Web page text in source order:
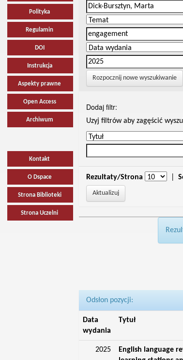
Polityka
Regulamin
DOI
Instrukcja
Aspekty prawne
Open Access
Archiwum
Kontakt
O Dspace
Strona Biblioteki
Strona Uczelni
Rozpocznij nowe wyszukiwanie
Dodaj filtr:
Uzyj filtrów aby zagęścić
Rezultaty/Strona
Odsłon pozycji:
Data
wydania
Tytuł
2025
English language